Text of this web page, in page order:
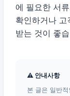
에 필요한 서
확인하거나
받는 것이 좋
⚠ 안내사항
본 글은 일반